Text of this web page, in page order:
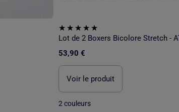
53,90 €
Voir le produit
2 couleurs